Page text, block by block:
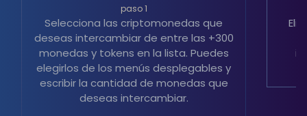
paso 1
Selecciona las criptomonedas que
deseas intercambiar de entre las +300
monedas y tokens en la lista. Puedes
elegirlos de los menús desplegables y
escribir la cantidad de monedas que
deseas intercambiar.